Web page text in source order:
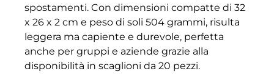
spostamenti. Con dimensioni compatte di 32
x 26 x 2 cm e peso di soli 504 grammi, risulta
leggera ma capiente e durevole, perfetta
anche per gruppi e aziende grazie alla
disponibilità in scaglioni da 20 pezzi.